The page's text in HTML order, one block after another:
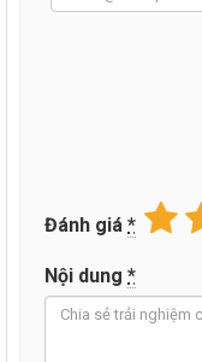
Đánh giá *
Nội dung *